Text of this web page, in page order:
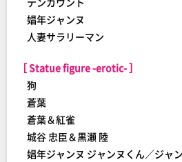
娼年ジャンヌ
人妻サラリーマン
［ Statue figure -erotic- ］
狗
蒼葉
蒼葉＆紅雀
城谷 忠臣＆黒瀬 陸
娼年ジャンヌ ジャンヌくん／ジャ